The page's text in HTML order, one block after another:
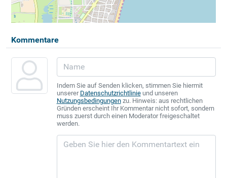
Kommentare
Indem Sie auf Senden klicken, stimmen Sie hiermit
unserer Datenschutzrichtlinieund unseren
Nutzungsbedingungenzu. Hinweis: aus rechtlichen
Gründen erscheint Ihr Kommentar nicht sofort, sondern
muss zuerst durch einen Moderator freigeschaltet
werden.